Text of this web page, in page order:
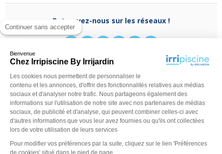
Continuer sans accepter
Bienvenue
Chez Irripiscine By Irrijardin
Les cookies nous permettent de personnaliser le
contenu et les annonces, d'offrir des fonctionnalités relatives aux médias
sociaux et d'analyser notre trafic. Nous partageons également des
informations sur l'utilisation de notre site avec nos partenaires de médias
sociaux, de publicité et d'analyse, qui peuvent combiner celles-ci avec
d'autres informations que vous leur avez fournies ou qu'ils ont collectées
lors de votre utilisation de leurs services
Pour modifier vos préférences par la suite, cliquez sur le lien 'Préférences
de cookies' situé dans le pied de page.
Retrouvez-nous sur les réseaux !
Besoin d'aide ?
0970 818 918
(appel non surtaxé)
Du lundi au vendredi de9 h - 13 hà14 h - 18 h ou
contactez-nous vianotre formulaire